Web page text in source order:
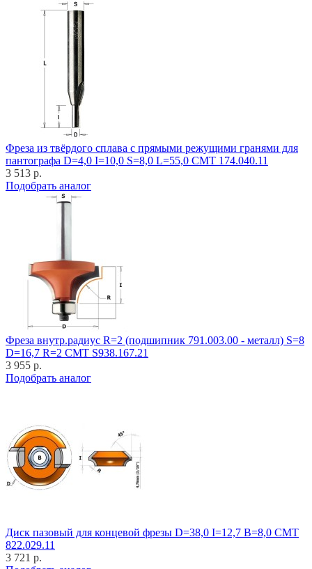
Фреза из твёрдого сплава с прямыми режущими гранями для
пантографа D=4,0 I=10,0 S=8,0 L=55,0 CMT 174.040.11
3 513 р.
Подобрать аналог
Фреза внутр.радиус R=2 (подшипник 791.003.00 - металл) S=8
D=16,7 R=2 CMT S938.167.21
3 955 р.
Подобрать аналог
Диск пазовый для концевой фрезы D=38,0 I=12,7 B=8,0 CMT
822.029.11
3 721 р.